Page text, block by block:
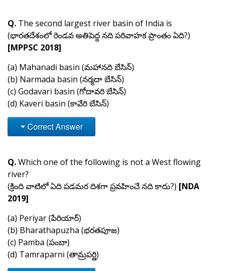
Q. The second largest river basin of India is
(భారతదేశంలో రెండవ అతిపెద్ద నది పరివాహక ప్రాంతం ఏది?)
[MPPSC 2018]
(a) Mahanadi basin (మహానది బేసిన్)
(b) Narmada basin (నర్మదా బేసిన్)
(c) Godavari basin (గోదావరి బేసిన్)
(d) Kaveri basin (కావేరి బేసిన్)
Correct Answer
Q.Which one of the following is not a West flowing
river?
(క్రింది వాటిలో ఏది పడమర దిశగా ప్రవహించే నది కాదు?) [NDA
2019]
(a) Periyar (పేరియార్)
(b) Bharathapuzha (భరతపూజ)
(c) Pamba (పంబా)
(d) Tamraparni (తామ్రపర్ణి)